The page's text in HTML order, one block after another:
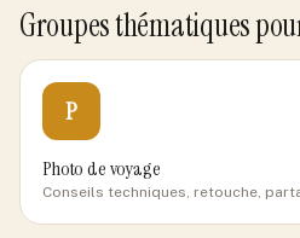
Groupes thématiques
P
Photo de voyage
Conseils techniques, retouche,